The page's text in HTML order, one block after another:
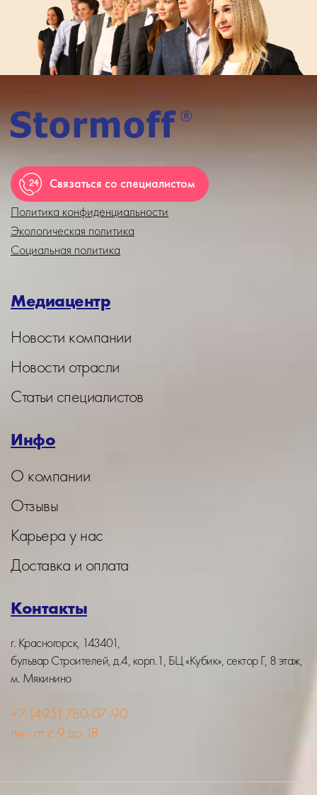
Связаться со специалистом
Политика конфиденциальности
Экологическая политика
Социальная политика
Медиацентр
Новости компании
Новости отрасли
Статьи специалистов
Инфо
О компании
Отзывы
Карьера у нас
Доставка и оплата
Контакты
г. Красногорск, 143401,
бульвар Строителей, д.4, корп.1, БЦ «Кубик», сектор Г, 8 этаж,
м. Мякинино
+7 (495) 780-07-90
пн - пт с 9 до 18